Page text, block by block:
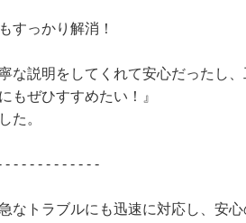
すっかり解消！
な説明をしてくれて安心だったし
もぜひすすめたい！』
た。
- - - - - - - - - - - -
なトラブルにも迅速に対応し、安心